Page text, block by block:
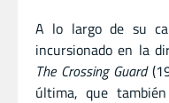
A lo largo de su
incursionado en la
The Crossing Guard
última, que